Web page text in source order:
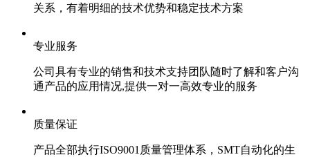
关系，有着明细的技术优势和稳定技术方案
专业服务
公司具有专业的销售和技术支持团队随时了解和客户沟
通产品的应用情况,提供一对一高效专业的服务
质量保证
产品全部执行ISO9001质量管理体系，SMT自动化的生